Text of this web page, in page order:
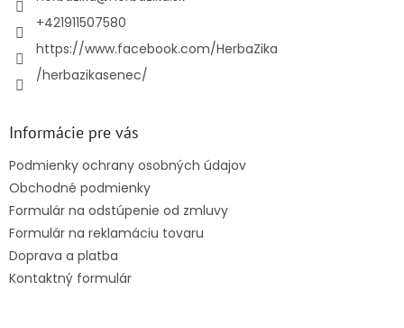
+421911507580
https://www.facebook.com/HerbaZika
/herbazikasenec/
Informácie pre vás
Podmienky ochrany osobných údajov
Obchodné podmienky
Formulár na odstúpenie od zmluvy
Formulár na reklamáciu tovaru
Doprava a platba
Kontaktný formulár